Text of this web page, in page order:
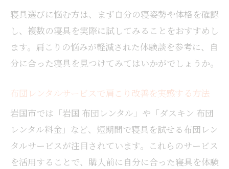
る方法
ド
寝具選びに悩む方は、まず自分の寝姿勢や体格を確認
し、複数の寝具を実際に試してみることをおすすめし
ます。肩こりの悩みが軽減された体験談を参考に、自
分に合った寝具を見つけてみてはいかがでしょうか。
布団レンタルサービスで肩こり改善を実感する方法
岩国市では「岩国 布団レンタル」や「ダスキン 布団
レンタル料金」など、短期間で寝具を試せる布団レン
タルサービスが注目されています。これらのサービス
を活用することで、購入前に自分に合った寝具を体験